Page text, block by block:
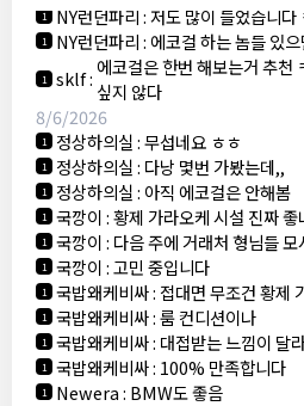
1 NY런던파리:저도 많이 들었습니다
1 NY런던파리: 에코걸 하는 놈들 있
1 sklf: 에코걸은 한번 해보는거 추천
싶지 않다
8/6/2026
1 정상하의실:무섭네요 ㅎㅎ
1 정상하의실: 다낭 몇번 가봤는데,,
1 정상하의실: 아직 에코걸은 안해봄
1 국깡이:황제 가라오케 시설 진짜 좋
1 국깡이: 다음 주에 거래처 형님들
1 국깡이:고민 중입니다
1 국밥왜케비싸: 접대면 무조건 황제
1 국밥왜케비싸:룸 컨디션이나
1 국밥왜케비싸: 대접받는 느낌이 달
1 국밥왜케비싸: 100% 만족합니다
1 Newera: BMW도 좋음